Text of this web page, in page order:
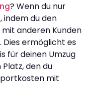
? Wenn du nur
indem du den
mit anderen Kunden
Dies ermöglicht es
für deinen Umzug
den du
mit